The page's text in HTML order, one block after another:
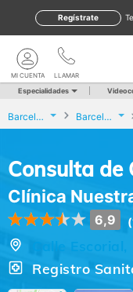
Regístrate
LLAMAR
MI CUENTA
Especialidades
Barcelona Barcelona
Consulta
Clínica
6,9
Calle
Registro